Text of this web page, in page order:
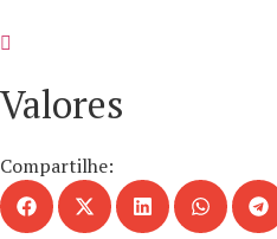
Valores
Compartilhe: